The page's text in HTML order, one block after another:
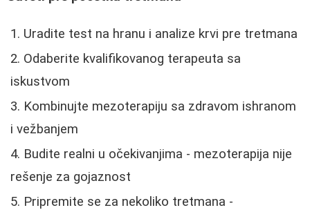
Uradite test na hranu i analize krvi pre tretmana
Odaberite kvalifikovanog terapeuta sa
iskustvom
Kombinujte mezoterapiju sa zdravom ishranom
i vežbanjem
Budite realni u očekivanjima - mezoterapija nije
rešenje za gojaznost
Pripremite se za nekoliko tretmana -